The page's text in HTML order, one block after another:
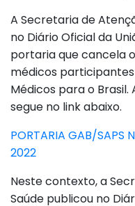
A Secretaria de
no Diário Oficial da
portaria que cancela
médicos
Médicos para o
segue no link abaixo.
PORTARIA GAB/SAPS
2022
Neste contexto, a
Saúde publicou no